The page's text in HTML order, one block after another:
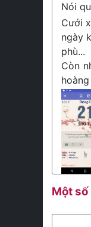
Nói
Cưới
ngày
phù...
Còn
Một